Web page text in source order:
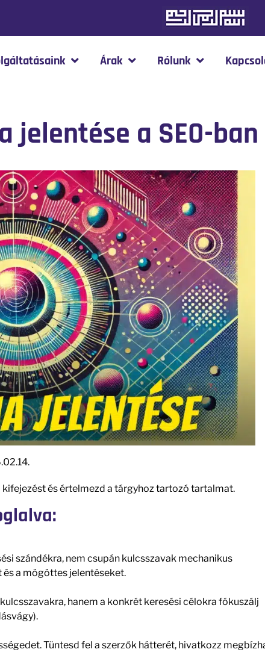
Árak Rólunk
jelentése a SEO-ban
és értelmezd a tárgyhoz tartozó tartalmat.
szándékra, nem csupán kulcsszavak mechanikus
a mögöttes jelentéseket.
hanem a konkrét keresési célokra fókuszálj
Tüntesd fel a szerzők hátterét, hivatkozz